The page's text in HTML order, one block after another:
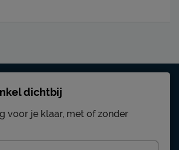
dichtbij
voor je klaar, met of zonder